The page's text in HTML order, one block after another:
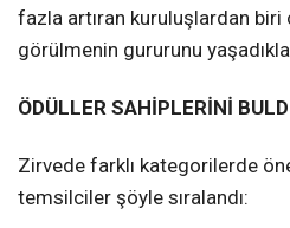
fazla artıran kuruluşlardan biri
görülmenin gururunu
ÖDÜLLER SAHİPLERİNİ
Zirvede farklı kategorilerde
temsilciler şöyle sıralandı: